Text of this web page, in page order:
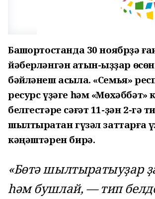
Башҡортостанда 30 ноябрҙә
йәберләнгән ҡатын-ҡыҙҙар
бәйләнеш асыла. «Семья»
ресурс үҙәге һәм «Мөхәббәт»
белгестәре сәғәт 11-ҙән 2-гә
шылтыратҡан гүзәл заттарға
кәңәштәрен бирә.
«Бөтә шылтыратыуҙар
һәм бушлай, — тип